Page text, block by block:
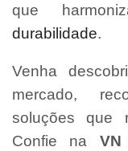
que
durabilidade.
Venha
mercado,
soluções que
Confie na VN